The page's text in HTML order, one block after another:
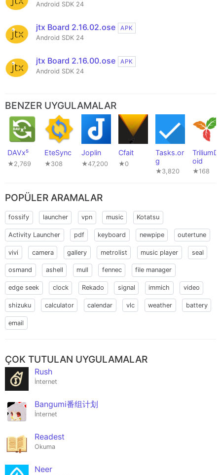
Android SDK 24
jtx Board 2.16.02.ose
APK
Android SDK 24
jtx Board 2.16.00.ose
APK
Android SDK 24
BENZER UYGULAMALAR
DAVx⁵
★2,769
EteSync
★308
Joplin
★47,200
Cfait
★0
Tasks.or
g
★3,820
TriliumDr
oid
★168
POPÜLER ARAMALAR
fossify launcher vpn music Kotatsu
Activity Launcher pdf keyboard newpipe outertune
vivi camera gallery metrolist music player seal
osmand ashell mull fennec file manager
edge seek clock Rekado signal immich video
shizuku calculator calendar vlc weather battery
email
ÇOK TUTULAN UYGULAMALAR
Rush
İnternet
Bangumi番组计划
İnternet
Readest
Okuma
Neer